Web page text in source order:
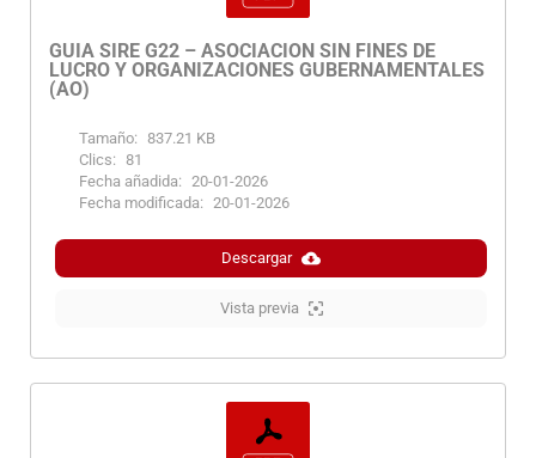
GUIA SIRE G22 – ASOCIACION SIN FINES DE
LUCRO Y ORGANIZACIONES GUBERNAMENTALES
(AO)
Tamaño: 837.21 KB
Clics: 81
Fecha añadida: 20-01-2026
Fecha modificada: 20-01-2026
Descargar
Vista previa